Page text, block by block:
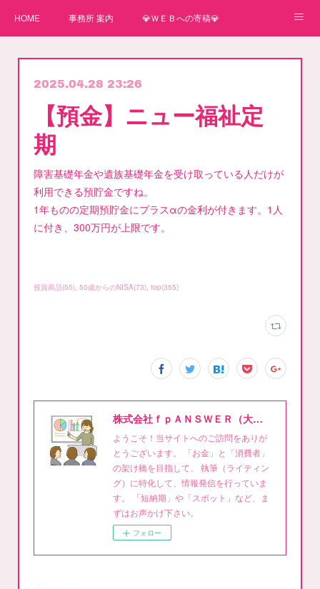
HOME 事務所 案内 💎ＷＥＢへの寄稿💎
弊事務所へのお問い合わせ講師
2025.04.28 23:26
【預金】ニュー福祉定
期
障害基礎年金や遺族基礎年金を受け取っている人だけが
利用できる預貯金ですね。
1年ものの定期預貯金にプラスαの金利が付きます。1人
に付き、300万円が上限です。
投資商品(55) 50歳からのNISA(73) top(355)
株式会社ｆｐＡＮＳＷＥＲ（大泉稔1級FPライティング事務所）
ようこそ！当サイトへのご訪問をありが
とうございます。 「お金」と「消費者」
の架け橋を目指して、 執筆（ライティン
グ）に特化して、情報発信を行っていま
す。 「短納期」や「スポット」など、ま
ずはお声かけ下さい。
フォロー